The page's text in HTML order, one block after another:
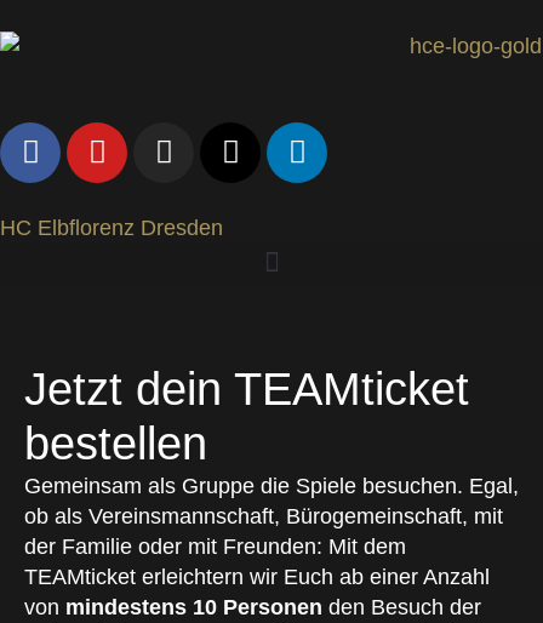
HC Elbflorenz Dresden
Jetzt dein TEAMticket
bestellen
Gemeinsam als Gruppe die Spiele besuchen. Egal,
ob als Vereinsmannschaft, Bürogemeinschaft, mit
der Familie oder mit Freunden: Mit dem
TEAMticket erleichtern wir Euch ab einer Anzahl
von mindestens 10 Personen den Besuch der